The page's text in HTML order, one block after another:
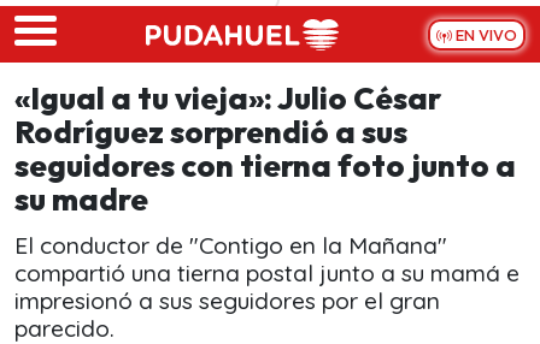
Skip to main content
EN VIVO
«Igual a tu vieja»: Julio César
Rodríguez sorprendió a sus
seguidores con tierna foto junto a
su madre
El conductor de "Contigo en la Mañana"
compartió una tierna postal junto a su mamá e
impresionó a sus seguidores por el gran
parecido.